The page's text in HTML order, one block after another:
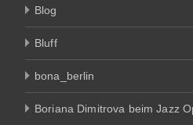
Blog
Bluff
bona_berlin
Boriana Dimitrova beim Jazz